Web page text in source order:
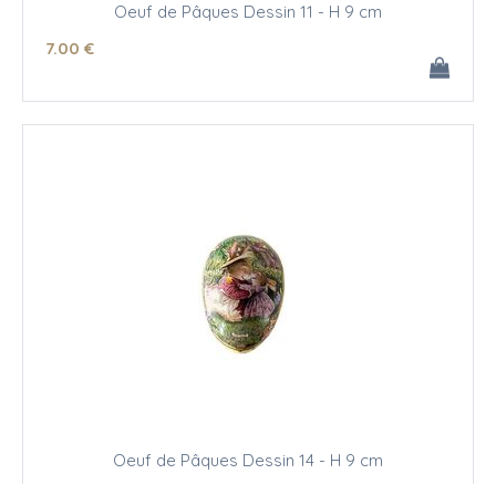
Oeuf de Pâques Dessin 11 - H 9 cm
7.00 €
Oeuf de Pâques Dessin 14 - H 9 cm